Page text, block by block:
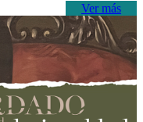
Ver más